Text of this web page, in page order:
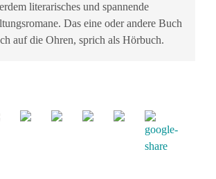
literarisches und spannende
Das eine oder andere Buch
auf die Ohren, sprich als Hörbuch.